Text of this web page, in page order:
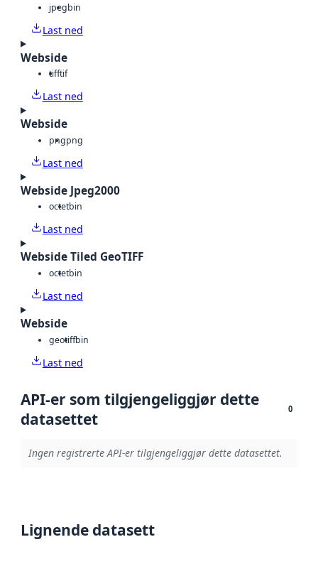
jpegbin
Last ned
Webside
tifftif
Last ned
Webside
pngpng
Last ned
Webside Jpeg2000
octetbin
Last ned
Webside Tiled GeoTIFF
octetbin
Last ned
Webside
geotiffbin
Last ned
API-er som tilgjengeliggjør dette
datasettet
0
Ingen registrerte API-er tilgjengeliggjør dette datasettet.
Lignende datasett